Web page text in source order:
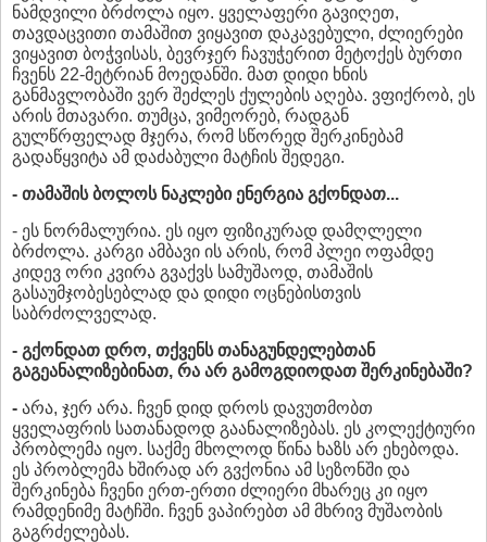
ნამდვილი ბრძოლა იყო. ყველაფერი გავიღეთ,
თავდაცვითი თამაშით ვიყავით დაკავებული, ძლიერები
ვიყავით ბოჭვისას, ბევრჯერ ჩავუჭერით მეტოქეს ბურთი
ჩვენს 22-მეტრიან მოედანში. მათ დიდი ხნის
განმავლობაში ვერ შეძლეს ქულების აღება. ვფიქრობ, ეს
არის მთავარი. თუმცა, ვიმეორებ, რადგან
გულწრფელად მჯერა, რომ სწორედ შერკინებამ
გადაწყვიტა ამ დაძაბული მატჩის შედეგი.
- თამაშის ბოლოს ნაკლები ენერგია გქონდათ...
- ეს ნორმალურია. ეს იყო ფიზიკურად დამღლელი
ბრძოლა. კარგი ამბავი ის არის, რომ პლეი ოფამდე
კიდევ ორი ​​კვირა გვაქვს სამუშაოდ, თამაშის
გასაუმჯობესებლად და დიდი ოცნებისთვის
საბრძოლველად.
- გქონდათ დრო, თქვენს თანაგუნდელებთან
გაგეანალიზებინათ, რა არ გამოგდიოდათ შერკინებაში?
- არა, ჯერ არა. ჩვენ დიდ დროს დავუთმობთ
ყველაფრის სათანადოდ გაანალიზებას. ეს კოლექტიური
პრობლემა იყო. საქმე მხოლოდ წინა ხაზს არ ეხებოდა.
ეს პრობლემა ხშირად არ გვქონია ამ სეზონში და
შერკინება ჩვენი ერთ-ერთი ძლიერი მხარეც კი იყო
რამდენიმე მატჩში. ჩვენ ვაპირებთ ამ მხრივ მუშაობის
გაგრძელებას.